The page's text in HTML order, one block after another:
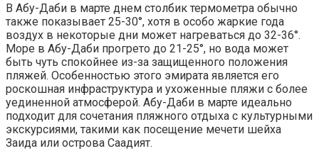
В Абу-Даби в марте днем столбик термометра обычно
также показывает 25-30°, хотя в особо жаркие года
воздух в некоторые дни может нагреваться до 32-36°.
Море в Абу-Даби прогрето до 21-25°, но вода может
быть чуть спокойнее из-за защищенного положения
пляжей. Особенностью этого эмирата является его
роскошная инфраструктура и ухоженные пляжи с более
уединенной атмосферой. Абу-Даби в марте идеально
подходит для сочетания пляжного отдыха с культурными
экскурсиями, такими как посещение мечети шейха
Заида или острова Саадият.